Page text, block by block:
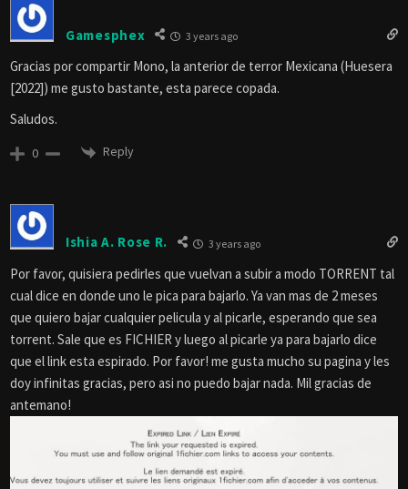
Gamesphex 3 years ago
Gracias por compartir Mono, la anterior de terror Mexicana (Huesera
[2022]) me gusto bastante, esta parece copada.
Saludos.
0 Reply
Ishia A. Rose R. 3 years ago
Por favor, quisiera pedirles que vuelvan a subir a modo TORRENT tal
cual dice en donde uno le pica para bajarlo. Ya van mas de 2 meses
que quiero bajar cualquier pelicula y al picarle, esperando que sea
torrent. Sale que es FICHIER y luego al picarle ya para bajarlo dice
que el link esta espirado. Por favor! me gusta mucho su pagina y les
doy infinitas gracias, pero asi no puedo bajar nada. Mil gracias de
antemano!